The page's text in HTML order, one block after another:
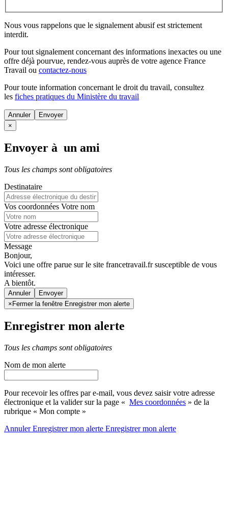
Nous vous rappelons que le signalement abusif est strictement
interdit.
Pour tout signalement concernant des informations inexactes ou une
offre déjà pourvue, rendez-vous auprès de votre agence France
Travail ou contactez-nous
Pour toute information concernant le droit du travail, consultez
les fiches pratiques du Ministère du travail
Annuler
×
Envoyer à un ami
Tous les champs sont obligatoires
Destinataire
Vos coordonnées Votre nom
Votre adresse électronique
Message
Bonjour,
Voici une offre parue sur le site francetravail.fr susceptible de vous
intéresser.
A bientôt.
Annuler
× Fermer la fenêtre Enregistrer mon alerte
Enregistrer mon alerte
Tous les champs sont obligatoires
Nom de mon alerte
Pour recevoir les offres par e-mail, vous devez saisir votre adresse
électronique et la valider sur la page « Mes coordonnées » de la
rubrique « Mon compte »
AnnulerEnregistrer mon alerte Enregistrermon alerte